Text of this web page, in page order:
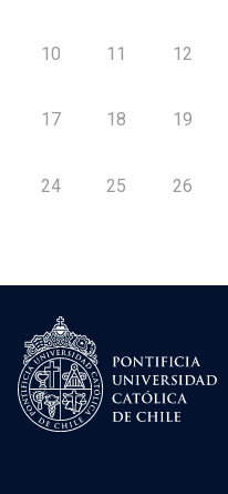
10 11 12
17 18 19
24 25 26